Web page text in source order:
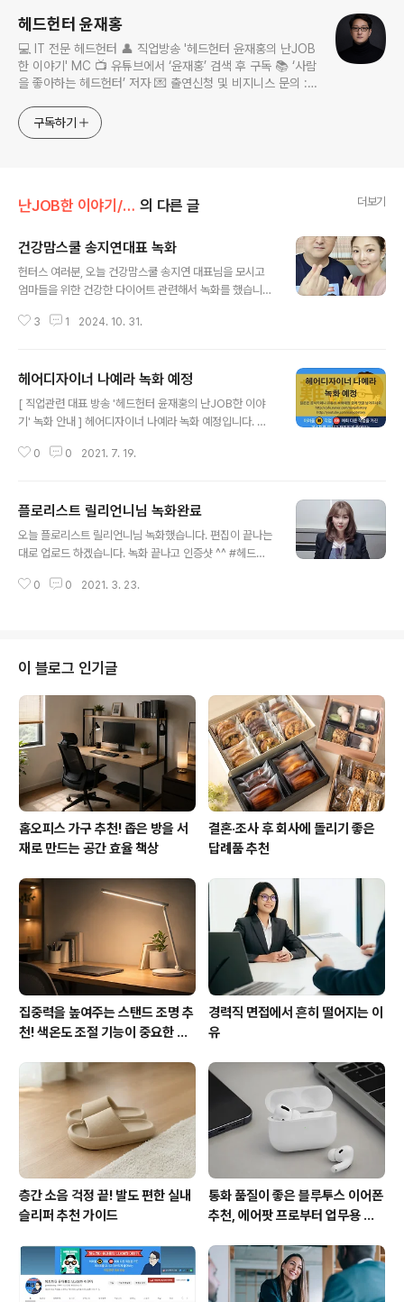
헤드헌터 윤재홍
💻 IT 전문 헤드헌터 👤 직업방송 '헤드헌터 윤재홍의 난JOB
한 이야기' MC 📺 유튜브에서 ‘윤재홍’ 검색 후 구독 📚 ‘사람
을 좋아하는 헤드헌터’ 저자 💌 출연신청 및 비지니스 문의 :
구독하기
난JOB한 이야기/출연자 의 다른 글 더보기
건강맘스쿨 송지연대표 녹화
헌터스 여러분, 오늘 건강맘스쿨 송지연 대표님을 모시고
엄마들을 위한 건강한 다이어트 관련해서 녹화를 했습니
특히 오늘은 처음으로 제 방송 로고가 새겨진 굿즈를 입고
다 #굿즈 #건강맘스쿨 #송지연대표 #건강한다이어트
3 1 2024. 10. 31.
​헤어디자이너 나예라 녹화 예정
[ 직업관련 대표 방송 '헤드헌터 윤재홍의 난JOB한 이야
기' 녹화 안내 ] ​헤어디자이너 나예라 녹화 예정입니다. 질
화예정 글에 댓글 남겨 주시면 방송에서 빠짐 없이 질문해
한민국 모임의 시작, 네이버 카페 cafe.naver.com 공식
카페( http://cafe.naver.com/nanjobstory )도 많은
가입 바랍니다. 감사합니다. 👍 1:1 취업/이직 컨설팅 : htt
p://smartstore.naver.com/nan..
0 0 2021. 7. 19.
플로리스트 릴리언니님 녹화완료
오늘 플로리스트 릴리언니님 녹화했습니다. 편집이 끝나는
대로 업로드 하겠습니다. 녹화 끝나고 인증샷 ^^ #헤드헌
아하는헤드헌터 #플로리스트 #릴리플라워 #릴리언니
0 0 2021. 3. 23.
이 블로그 인기글
홈오피스 가구 추천! 좁은 방을 서
재로 만드는 공간 효율 책상
결혼·조사 후 회사에 돌리기 좋은
답례품 추천
집중력을 높여주는 스탠드 조명 추
천! 색온도 조절 기능이 중요한 이
경력직 면접에서 흔히 떨어지는 이
유
층간 소음 걱정 끝! 발도 편한 실내
슬리퍼 추천 가이드
통화 품질이 좋은 블루투스 이어폰
추천, 에어팟 프로부터 업무용 이